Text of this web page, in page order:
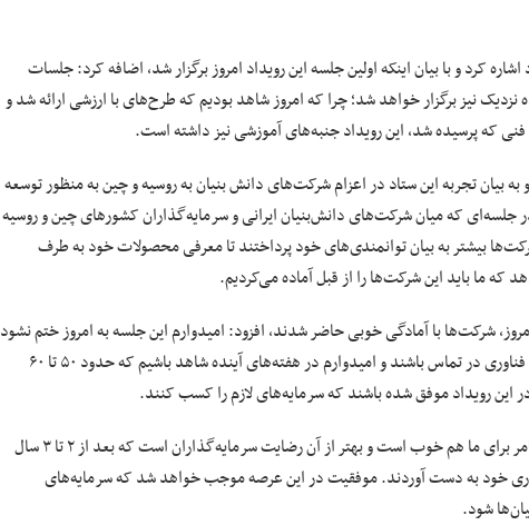
اشاره کرد و با بیان اینکه اولین جلسه این رویداد امروز برگزار شد، اضافه کرد: جلسات
نزدیک نیز برگزار خواهد شد؛ چرا که امروز شاهد بودیم که طرح‌های با ارزشی ارائه شد و
که پرسیده شد، این رویداد جنبه‌های آموزشی نیز داشته است.
به بیان تجربه این ستاد در اعزام شرکت‌های دانش بنیان به روسیه و چین به منظور توسعه
جلسه‌ای که میان شرکت‌های دانش‌بنیان ایرانی و سرمایه‌گذاران کشورهای چین و روسیه
بیشتر به بیان توانمندی‌های‌ خود پرداختند تا معرفی محصولات خود به طرف
که ما باید این شرکت‌ها را از قبل آماده می‌کردیم.
شرکت‌ها با آمادگی خوبی حاضر شدند، افزود: امیدوارم این جلسه به امروز ختم نشود
و سرمایه گذاران با صاحبان فناوری در تماس باشند و امیدوارم در هفته‌های آینده شاهد باشیم که حدود ۵۰ تا ۶۰
رویداد موفق شده‌ باشند که سرمایه‌های لازم را کسب کنند.
سرکار خاطر نشان کرد: این امر برای ما هم خوب است و بهتر از آن رضایت سرمایه‌گذاران است که بعد از ۲ تا ۳ سال
خود به دست آوردند. موفقیت در این عرصه موجب خواهد شد که سرمایه‌های
شود.